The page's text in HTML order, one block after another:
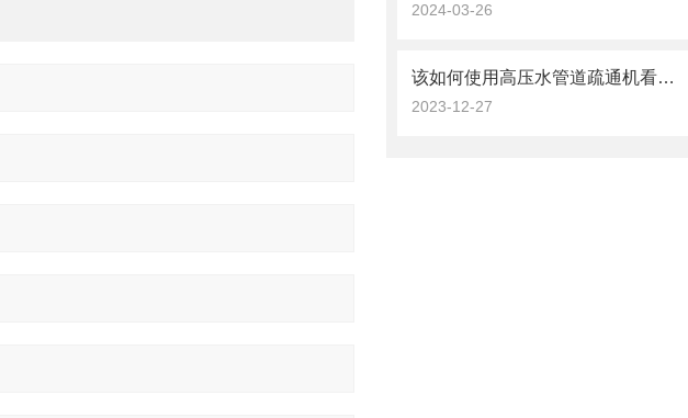
2024-03-26
该如何使用高压水管道疏通机看看本篇吧
2023-12-27